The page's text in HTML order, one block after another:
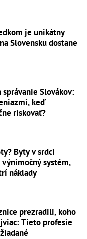
je unikátny
Slovensku dostane
Slovákov:
keď
riskovať?
Byty v srdci
systém,
náklady
prezradili, koho
Tieto profesie